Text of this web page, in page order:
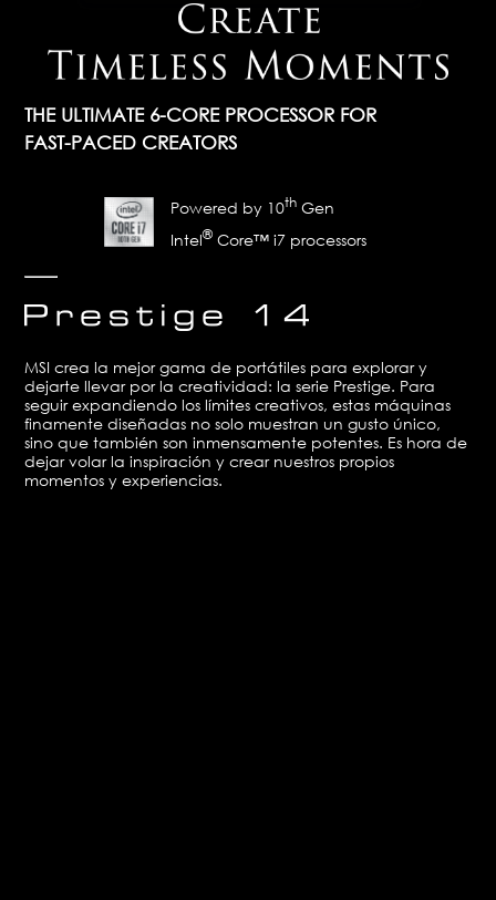
THE ULTIMATE 6-CORE PROCESSOR FOR
FAST-PACED CREATORS
Powered by 10th Gen
Intel® Core™ i7 processors
MSI crea la mejor gama de portátiles para explorar y
dejarte llevar por la creatividad: la serie Prestige. Para
seguir expandiendo los límites creativos, estas máquinas
finamente diseñadas no solo muestran un gusto único,
sino que también son inmensamente potentes. Es hora de
dejar volar la inspiración y crear nuestros propios
momentos y experiencias.